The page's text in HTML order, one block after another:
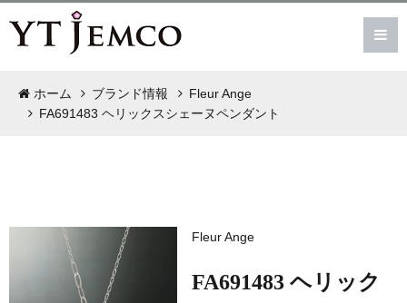
ホーム ブランド情報
Fleur Ange
FA691483 ヘリックスシェーヌペンダント
Fleur Ange
FA691483 ヘリック